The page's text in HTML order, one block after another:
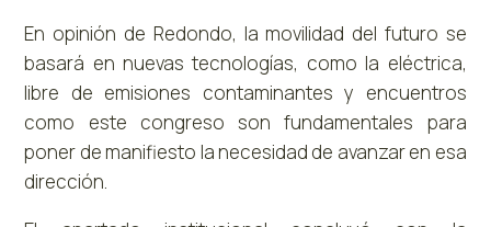
En opinión de Redondo, la movilidad del futuro se
basará en nuevas tecnologías, como la eléctrica,
libre de emisiones contaminantes y encuentros
como este congreso son fundamentales para
poner de manifiesto la necesidad de avanzar en esa
dirección.